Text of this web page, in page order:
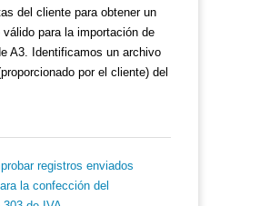
del cliente para obtener un
válido para la importación de
A3. Identificamos un archivo
por el cliente) del